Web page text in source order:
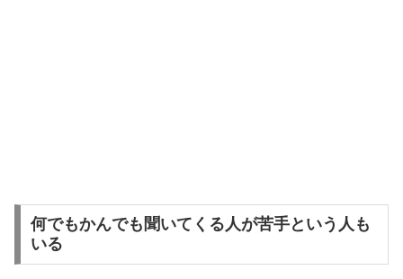
何でもかんでも聞いてくる人が苦手という人も
いる